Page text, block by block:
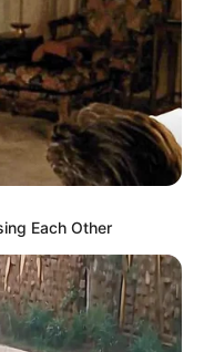
Each Other